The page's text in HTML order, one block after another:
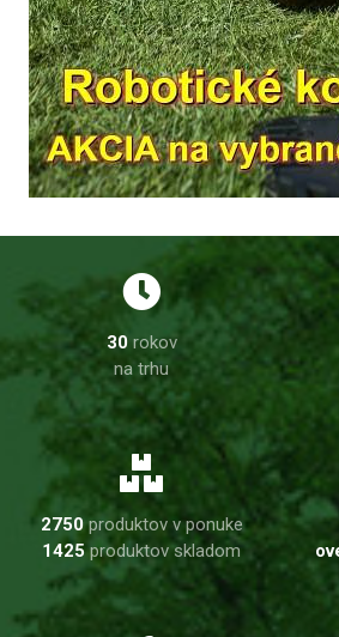
30rokov
na trhu
2750produktov v ponuke
1425produktov skladom